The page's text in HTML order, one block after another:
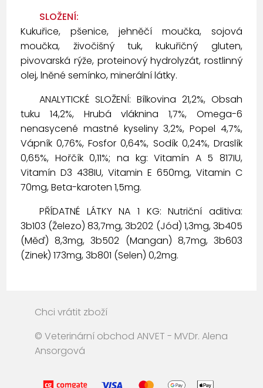
SLOŽENÍ:
Kukuřice, pšenice, jehněčí moučka, sojová
moučka, živočišný tuk, kukuřičný gluten,
pivovarská rýže, proteinový hydrolyzát, rostlinný
olej, lněné semínko, minerální látky.
ANALYTICKÉ SLOŽENÍ: Bílkovina 21,2%, Obsah
tuku 14,2%, Hrubá vláknina 1,7%, Omega-6
nenasycené mastné kyseliny 3,2%, Popel 4,7%,
Vápník 0,76%, Fosfor 0,64%, Sodík 0,24%, Draslík
0,65%, Hořčík 0,11%; na kg: Vitamín A 5 817IU,
Vitamín D3 438IU, Vitamin E 650mg, Vitamin C
70mg, Beta-karoten 1,5mg.
PŘÍDATNÉ LÁTKY NA 1 KG: Nutriční aditiva:
3b103 (Železo) 83,7mg, 3b202 (Jód) 1,3mg, 3b405
(Měď) 8,3mg, 3b502 (Mangan) 8,7mg, 3b603
(Zinek) 173mg, 3b801 (Selen) 0,2mg.
Chci vrátit zboží
© Veterinární obchod ANVET - MVDr. Alena
Ansorgová